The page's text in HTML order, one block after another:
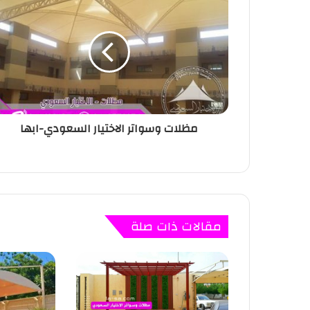
مظلات وسواتر الاختيار السعودي-ابها
مقالات ذات صلة